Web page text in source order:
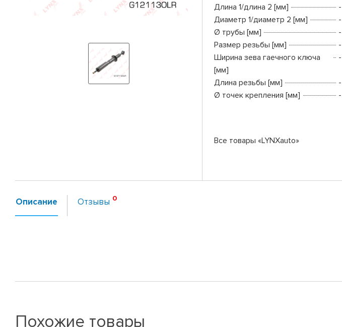
Длина 1/длина 2 [мм]
-
Диаметр 1/диаметр 2 [мм]
-
Ø трубы [мм]
-
Размер резьбы [мм]
-
Ширина зева гаечного ключа
[мм]
-
Длина резьбы [мм]
-
Ø точек крепления [мм]
-
Все товары «LYNXauto»
Описание Отзывы
Похожие товары